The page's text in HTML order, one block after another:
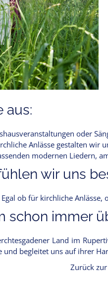
aus:
oder
Anlässe gestalten
modernen Liedern,
wir uns
ob für kirchliche Anlässe,
schon immer
Land im
begleitet uns auf ihrer
Zurück zur